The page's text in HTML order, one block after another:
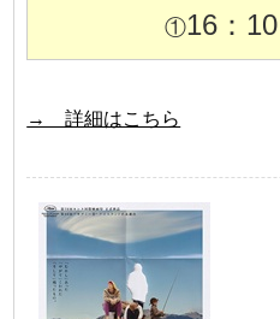
①16：10
→ 詳細はこちら